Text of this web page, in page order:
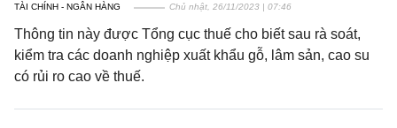
TÀI CHÍNH - NGÂN HÀNG Chủ nhật, 26/11/2023 | 07:46
Thông tin này được Tổng cục thuế cho biết sau rà soát,
kiểm tra các doanh nghiệp xuất khẩu gỗ, lâm sản, cao su
có rủi ro cao về thuế.